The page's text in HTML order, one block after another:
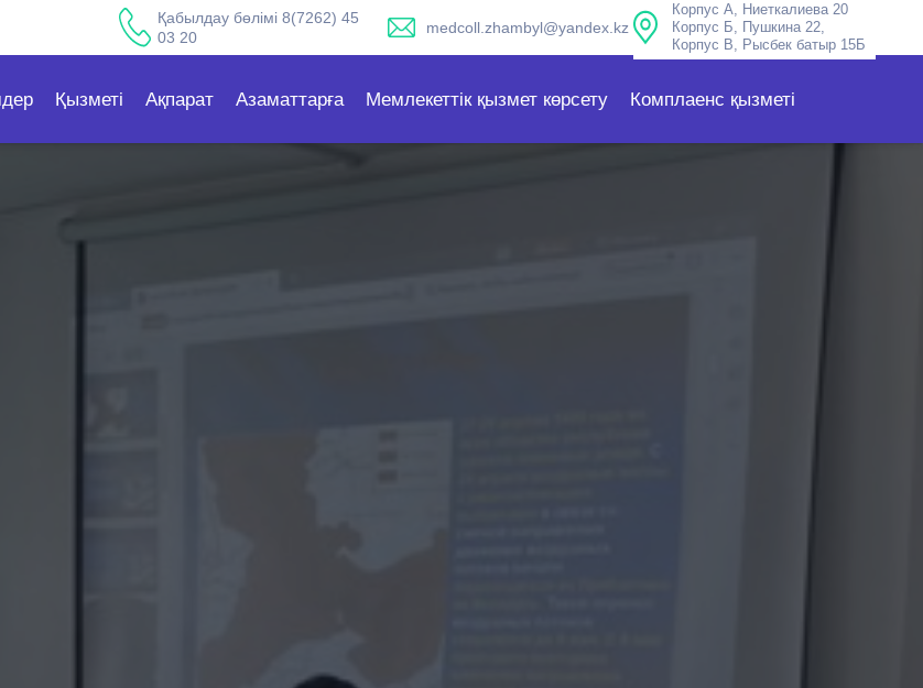
Қабылдау бөлімі 8(7262) 45
03 20
medcoll.zhambyl@yandex.kz
Корпус А, Ниеткалиева 20
Корпус Б, Пушкина 22,
Корпус В, Рысбек батыр 15Б
Қызметі Ақпарат Азаматтарға Мемлекеттік қызмет көрсету Комплаенс қызметі